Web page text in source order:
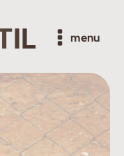
menu